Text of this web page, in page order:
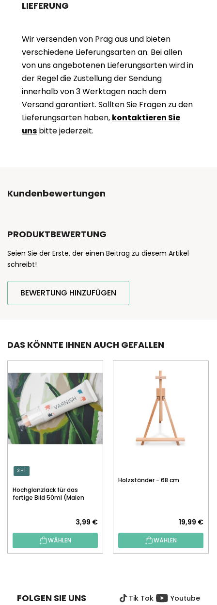
LIEFERUNG
Wir versenden von Prag aus und bieten
verschiedene Lieferungsarten an. Bei allen
von uns angebotenen Lieferungsarten wird in
der Regel die Zustellung der Sendung
innerhalb von 3 Werktagen nach dem
Versand garantiert. Sollten Sie Fragen zu den
Lieferungsarten haben, kontaktieren Sie
uns bitte jederzeit.
Kundenbewertungen
PRODUKTBEWERTUNG
Seien Sie der Erste, der einen Beitrag zu diesem Artikel
schreibt!
BEWERTUNG HINZUFÜGEN
DAS KÖNNTE IHNEN AUCH GEFALLEN
3 + 1
Hochglanzlack für das
fertige Bild 50ml (Malen
3,99 €
WÄHLEN
Holzständer - 68 cm
19,99 €
WÄHLEN
FOLGEN SIE UNS Tik Tok Youtube